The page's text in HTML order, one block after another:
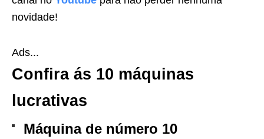
novidade!
Ads...
Confira ás 10 máquinas
lucrativas
Máquina de número 10